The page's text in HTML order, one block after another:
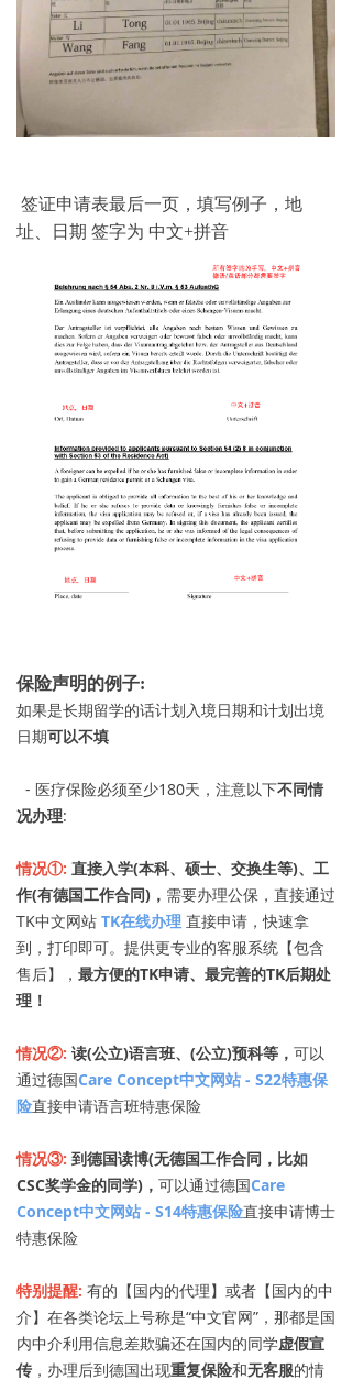
签证申请表最后一页，填写例子，地
址、日期 签字为 中文+拼音
保险声明的例子:
如果是长期留学的话计划入境日期和计划出境
日期可以不填
- 医疗保险必须至少180天，注意以下不同情
况办理:
情况①: 直接入学(本科、硕士、交换生等)、工
作(有德国工作合同)， 需要办理公保，直接通过
TK中文网站 TK在线办理 直接申请，快速拿
到，打印即可。提供更专业的客服系统【包含
售后】， 最方便的TK申请、最完善的TK后期处
理！
情况②: 读(公立)语言班、(公立)预科等， 可以
通过德国Care Concept中文网站 - S22特惠保
险直接申请语言班特惠保险
情况③: 到德国读博(无德国工作合同，比如
CSC奖学金的同学)， 可以通过德国Care
Concept中文网站 - S14特惠保险直接申请博士
特惠保险
特别提醒: 有的【国内的代理】或者【国内的中
介】在各类论坛上号称是“中文官网”，那都是国
内中介利用信息差欺骗还在国内的同学虚假宣
传 ，办理后到德国出现重复保险和无客服的情